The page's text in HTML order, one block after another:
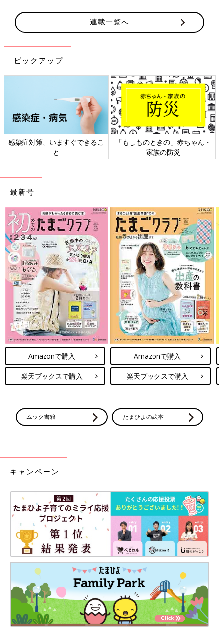
連載一覧へ
ピックアップ
感染症対策、いますぐできるこ
と
「もしものときの」赤ちゃん・
家族の防災
最新号
Amazonで購入
楽天ブックスで購入
Amazonで購入
楽天ブックスで購入
ムック書籍 たまひよの絵本
キャンペーン